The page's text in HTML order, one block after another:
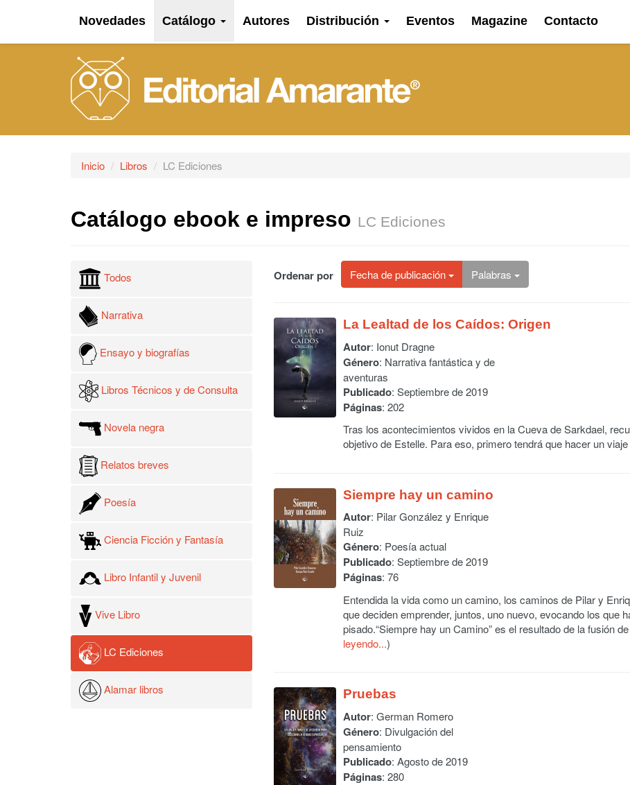
Novedades Catálogo Autores Distribución Eventos Magazine Contacto
Inicio Libros LC Ediciones
Catálogo ebook e impreso LC Ediciones
Todos
Narrativa
Ensayo y biografías
Libros Técnicos y de Consulta
Novela negra
Relatos breves
Poesía
Ciencia Ficción y Fantasía
Libro Infantil y Juvenil
Vive Libro
LC Ediciones
Alamar libros
Ordenar por Fechade publicación Palabras
La Lealtad de los Caídos: Origen
Autor: Ionut Dragne
Género: Narrativa fantástica y de
aventuras
Publicado: Septiembre de 2019
Páginas: 202
Tras los acontecimientos vividos en la Cueva de Sarkdael,
objetivo de Estelle. Para eso, primero tendrá que hacer un
Siempre hay un camino
Autor: Pilar González y Enrique
Ruiz
Género: Poesía actual
Publicado: Septiembre de 2019
Páginas: 76
Entendida la vida como un camino, los caminos de Pilar y
que deciden emprender, juntos, uno nuevo, evocando los que
pisado.“Siempre hay un Camino” es el resultado de la fusión
leyendo...)
Pruebas
Autor: German Romero
Género: Divulgación del
pensamiento
Publicado: Agosto de 2019
Páginas: 280